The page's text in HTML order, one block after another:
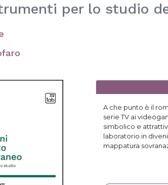
per lo studio
A che punto è il
serie TV ai
simbolico e
laboratorio in
mappatura